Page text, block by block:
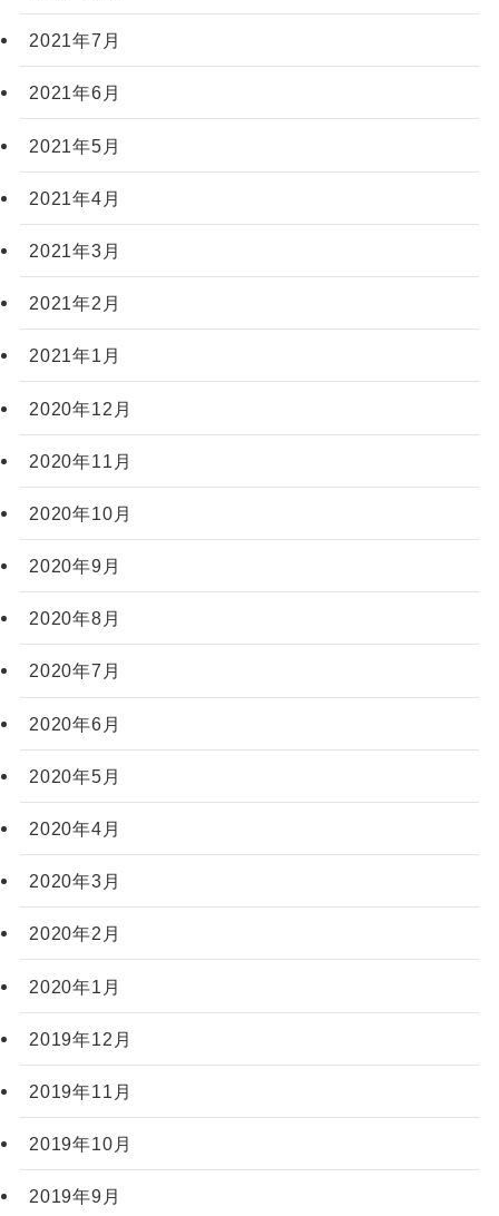
2021年7月
2021年6月
2021年5月
2021年4月
2021年3月
2021年2月
2021年1月
2020年12月
2020年11月
2020年10月
2020年9月
2020年8月
2020年7月
2020年6月
2020年5月
2020年4月
2020年3月
2020年2月
2020年1月
2019年12月
2019年11月
2019年10月
2019年9月